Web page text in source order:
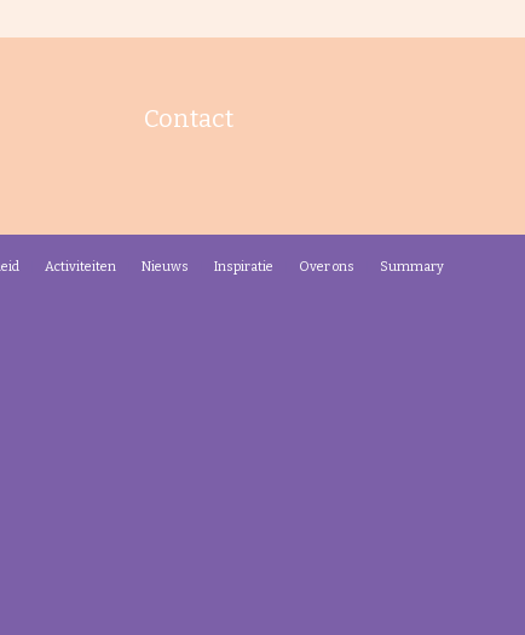
Contact
Activiteiten Nieuws Inspiratie Over ons Summary